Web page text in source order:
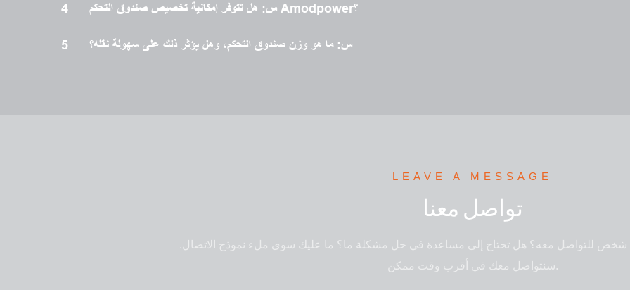
4 س: هل تتوفر إمكانية تخصيص صندوق التحكم Amodpower؟
5 س: ما هو وزن صندوق التحكم، وهل يؤثر ذلك على سهولة نقله؟
LEAVE A MESSAGE
تواصل معنا
للتواصل معه؟ هل تحتاج إلى مساعدة في حل مشكلة ما؟ ما عليك سوى ملء نموذج الاتصال.
سنتواصل معك في أقرب وقت ممكن.